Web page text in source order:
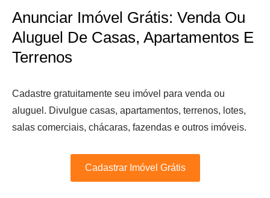
Anunciar Imóvel Grátis: Venda Ou
Aluguel De Casas, Apartamentos E
Terrenos
Cadastre gratuitamente seu imóvel para venda ou
aluguel. Divulgue casas, apartamentos, terrenos, lotes,
salas comerciais, chácaras, fazendas e outros imóveis.
Cadastrar Imóvel Grátis